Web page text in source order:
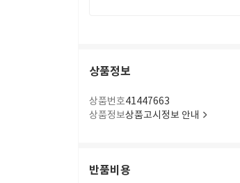
상품정보
상품번호41447663
상품정보상품고시정보 안내
반품비용